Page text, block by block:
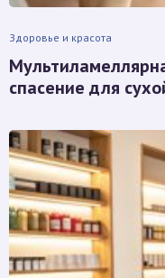
Здоровье и красота
спасение для